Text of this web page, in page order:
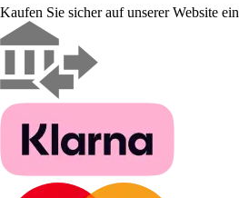
Kaufen Sie sicher auf unserer Website ein